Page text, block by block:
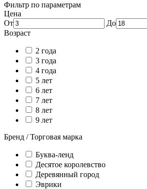
Фильтр по параметрам
Цена
От
До
Возраст
2 года
3 года
4 года
5 лет
6 лет
7 лет
8 лет
9 лет
Бренд / Торговая марка
Буква-ленд
Десятое королевство
Деревянный город
Эврики